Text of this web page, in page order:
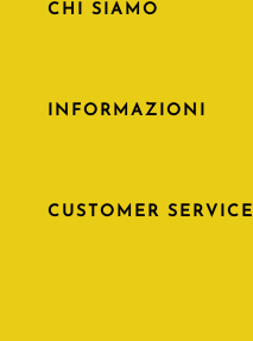
CHI SIAMO
INFORMAZIONI
CUSTOMER SERVICE